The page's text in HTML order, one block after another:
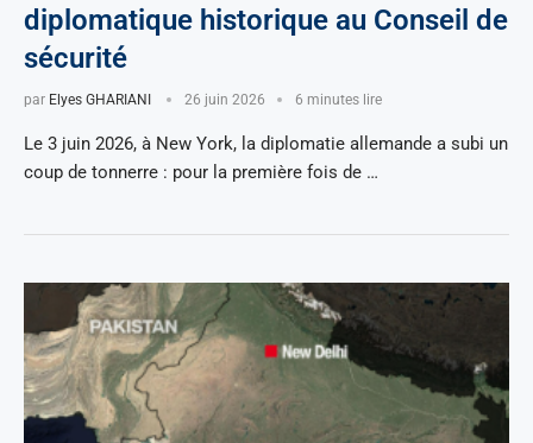
diplomatique historique au Conseil de
sécurité
par Elyes GHARIANI 26 juin 2026 6 minutes lire
Le 3 juin 2026, à New York, la diplomatie allemande a subi un
coup de tonnerre : pour la première fois de …